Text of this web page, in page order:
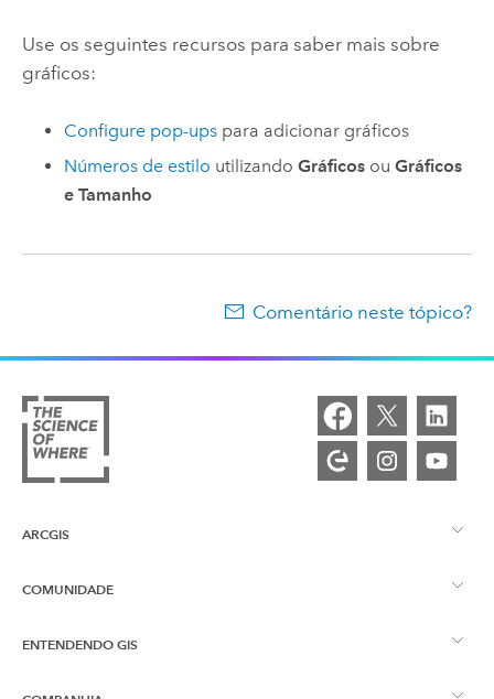
Use os seguintes recursos para saber mais sobre
gráficos:
Configure pop-ups para adicionar gráficos
Números de estilo utilizandoGráficos ouGráficos
e Tamanho
Comentário neste tópico?
ARCGIS
Visão Geral do ArcGIS
Mapeamento
COMUNIDADE
Esri Community
ENTENDENDO GIS